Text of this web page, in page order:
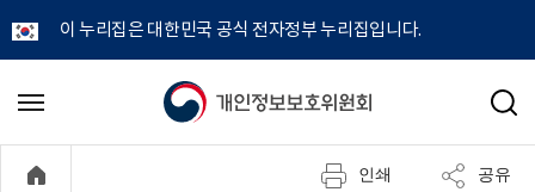
이 누리집은 대한민국 공식 전자정부 누리집입니다.
개
메
기
검
인쇄 공유